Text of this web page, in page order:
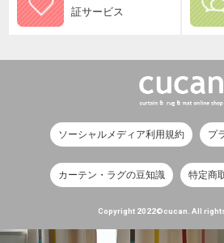
証サービス
ソーシャルメディア利用規約 プ
カーテン・ラグの豆知識 特定商
Copyright 2022©cucan. All